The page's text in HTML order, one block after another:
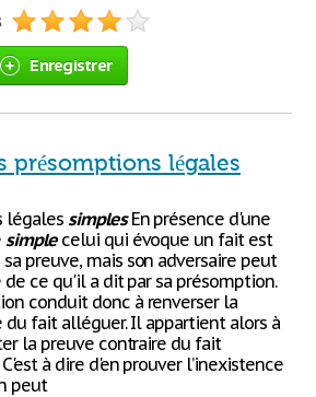
Enregistrer
présomptions légales
légales simplesEn présence d'une
simplecelui qui évoque un fait est
preuve, mais son adversaire peut
ce qu'il a dit par sa présomption.
conduit donc à renverser la
du fait alléguer. Il appartient alors à
la preuve contraire du fait
à dire d'en prouver l’inexistence
peut